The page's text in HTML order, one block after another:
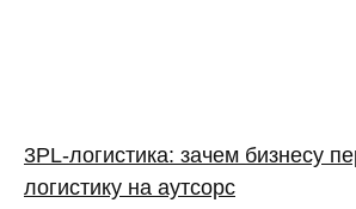
3PL‑логистика: зачем бизнесу
логистику на аутсорс